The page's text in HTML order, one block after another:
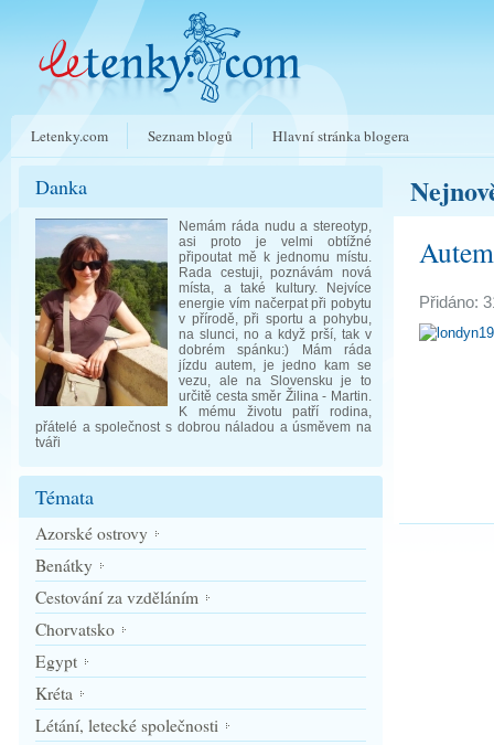
Letenky.com Seznam blogů Hlavní stránka blogera
Danka
Nemám ráda nudu a stereotyp,
asi proto je velmi obtížné
připoutat mě k jednomu místu.
Rada cestuji, poznávám nová
místa, a také kultury. Nejvíce
energie vím načerpat při pobytu
v přírodě, při sportu a pohybu,
na slunci, no a když prší, tak v
dobrém spánku:) Mám ráda
jízdu autem, je jedno kam se
vezu, ale na Slovensku je to
určitě cesta směr Žilina - Martin.
K mému životu patří rodina,
přátelé a společnost s dobrou náladou a úsměvem na
tváři
Témata
Azorské ostrovy
Benátky
Cestování za vzděláním
Chorvatsko
Egypt
Kréta
Létání, letecké společnosti
Přidáno: